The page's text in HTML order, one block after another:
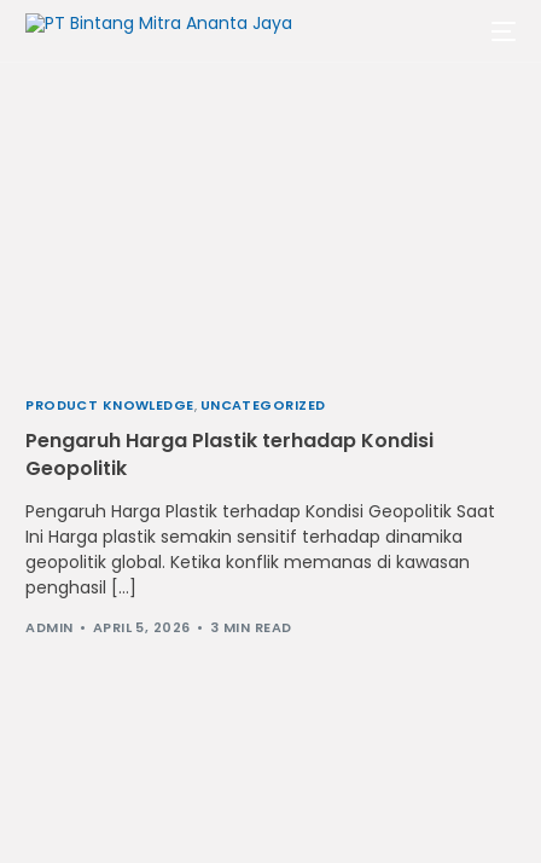
PRODUCT KNOWLEDGE, UNCATEGORIZED
Pengaruh Harga Plastik terhadap Kondisi
Geopolitik
Pengaruh Harga Plastik terhadap Kondisi Geopolitik Saat
Ini Harga plastik semakin sensitif terhadap dinamika
geopolitik global. Ketika konflik memanas di kawasan
penghasil […]
ADMIN APRIL 5, 2026 3 MIN READ
Indonesia